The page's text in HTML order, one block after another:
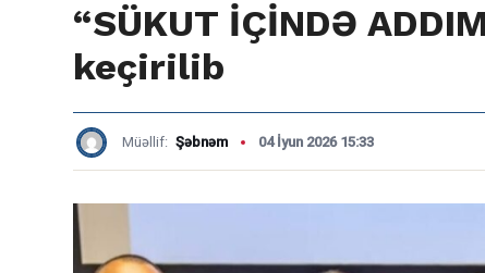
“SÜKUT İÇİNDƏ
keçirilib
Müəllif: Şəbnəm 04 İyun 2026 15:33